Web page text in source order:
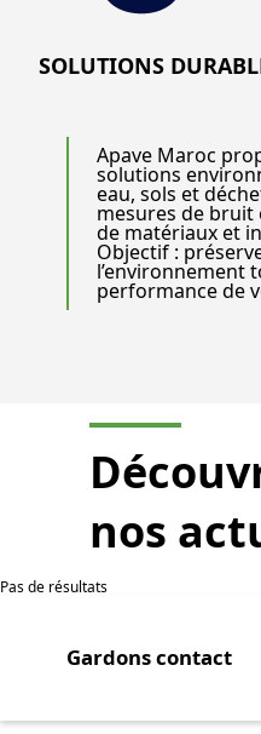
SOLUTIONS
Apave Maroc
solutions
eau, sols et
mesures de bruit
de matériaux et
Objectif :
l’environnement
performance de
nos
Pas de résultats
Gardons contact